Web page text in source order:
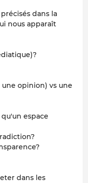
dans la
nous apparaît
opinion) vs une
espace
dans les